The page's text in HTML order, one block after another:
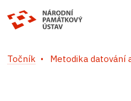
Točník Metodika datování